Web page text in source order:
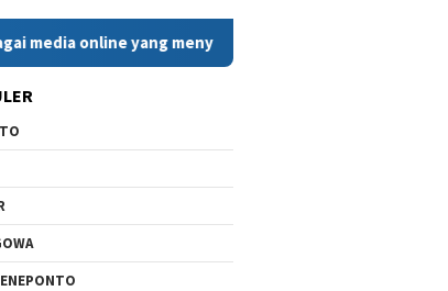
online yang menyajikan berita cepat, faktual, dan